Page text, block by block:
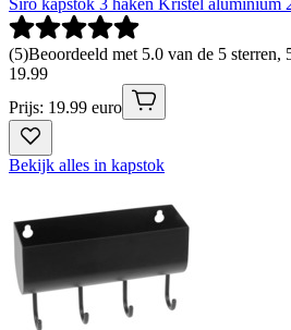
Siro kapstok 3 haken Kristel aluminium
(5)Beoordeeld met 5.0 van de 5 sterren,
19.99
Prijs: 19.99 euro
Bekijk alles in kapstok